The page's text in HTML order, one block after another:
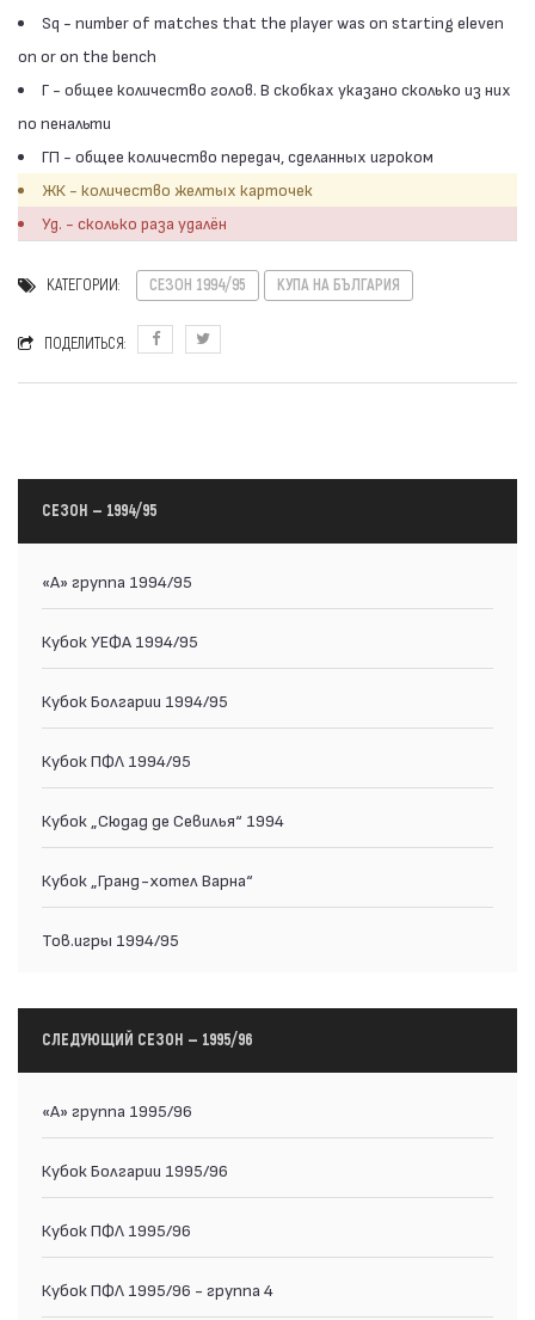
Sq - number of matches that the player was on starting eleven
on or on the bench
Г - общее количество голов. В скобках указано сколько из них
по пенальти
ГП - общее количество передач, сделанных игроком
ЖК - количество желтых карточек
Уд. - сколько раза удалён
КАТЕГОРИИ: СЕЗОН 1994/95 КУПА НА БЪЛГАРИЯ
ПОДЕЛИТЬСЯ:
СЕЗОН — 1994/95
«А» группа 1994/95
Кубок УЕФА 1994/95
Кубок Болгарии 1994/95
Кубок ПФЛ 1994/95
Кубок „Сюдад де Севилья“ 1994
Кубок „Гранд-хотел Варна“
Тов.игры 1994/95
СЛЕДУЮЩИЙ СЕЗОН — 1995/96
«А» группа 1995/96
Кубок Болгарии 1995/96
Кубок ПФЛ 1995/96
Кубок ПФЛ 1995/96 - группа 4